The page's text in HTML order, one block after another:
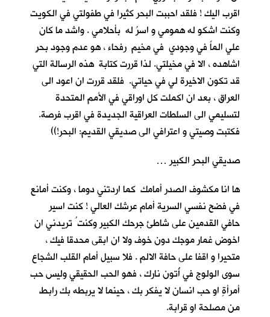
اقرب اليك ! فلقد احببت البحر كثيرا في طفولتي في الكويت
وكنت اشكو له همومي و اسرُ له بأحلامي . واشد ما كان
علي الماً في وجودي في مخيم رفحاء ، هو عدم وجود بحرٍ
اشاهده ، الا في مخيلتي. لذا قررت كتابة هذه الرسالة التي
قد تكون الاخيرة لي في حياتي. فلقد قررت ان اعود الى
العراق ، بعد ان اكملت كل اوراقي في الأمم المتحدة
لتسليمي الى السلطات العراقية الجديدة في اقرب فرصة.
فكتبت وصيتي و اعترافي الى صديقي القديم: البحر!))
صديقي البحر الكبير …
ها انا مكشوف الصدر أمامك كما اردتني دوما ، وكنت أمانع
في فضح نفسي السرية أمام عرشك العالي ! كنت اسير
حافي القدمين على شاطئ جرحك الكبير وكنت ُ تريدني ان
اخوض غمار موجك دون خوف ولا ان ابقى محدقا فيك ،
متحيرا و اقفا على حافة الالم . فلا سبيل أمام القلب الشجاع
سوى الولوج في أُتون نارك ، فهو الحب الحقيقي وليس حب
أمرأةٍ او حب انسان لا يفكر بك ، حينما لا يربطه بك رابط
من مصلحة او قرابة.